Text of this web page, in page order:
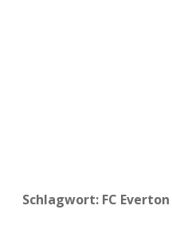
Schlagwort: FC Everton